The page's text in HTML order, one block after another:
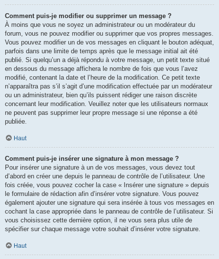
Comment puis-je modifier ou supprimer un message ?
À moins que vous ne soyez un administrateur ou un modérateur du
forum, vous ne pouvez modifier ou supprimer que vos propres messages.
Vous pouvez modifier un de vos messages en cliquant le bouton adéquat,
parfois dans une limite de temps après que le message initial ait été
publié. Si quelqu’un a déjà répondu à votre message, un petit texte situé
en dessous du message affichera le nombre de fois que vous l’avez
modifié, contenant la date et l’heure de la modification. Ce petit texte
n’apparaîtra pas s’il s’agit d’une modification effectuée par un modérateur
ou un administrateur, bien qu’ils puissent rédiger une raison discrète
concernant leur modification. Veuillez noter que les utilisateurs normaux
ne peuvent pas supprimer leur propre message si une réponse a été
publiée.
Haut
Comment puis-je insérer une signature à mon message ?
Pour insérer une signature à un de vos messages, vous devez tout
d’abord en créer une depuis le panneau de contrôle de l’utilisateur. Une
fois créée, vous pouvez cocher la case « Insérer une signature » depuis
le formulaire de rédaction afin d’insérer votre signature. Vous pouvez
également ajouter une signature qui sera insérée à tous vos messages en
cochant la case appropriée dans le panneau de contrôle de l’utilisateur. Si
vous choisissez cette dernière option, il ne vous sera plus utile de
spécifier sur chaque message votre souhait d’insérer votre signature.
Haut